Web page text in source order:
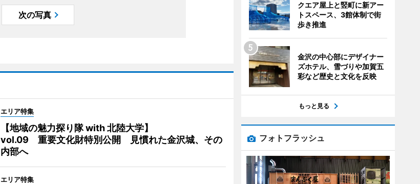
次の写真
エリア特集
【地域の魅力探り隊 with 北陸大学】
vol.09 重要文化財特別公開 見慣れた金沢城、その
内部へ
エリア特集
クエア屋上と竪町に新アー
トスペース、3館体制で街
歩き推進
金沢の中心部にデザイナー
ズホテル、雪づりや加賀五
彩など歴史と文化を反映
もっと見る
フォトフラッシュ